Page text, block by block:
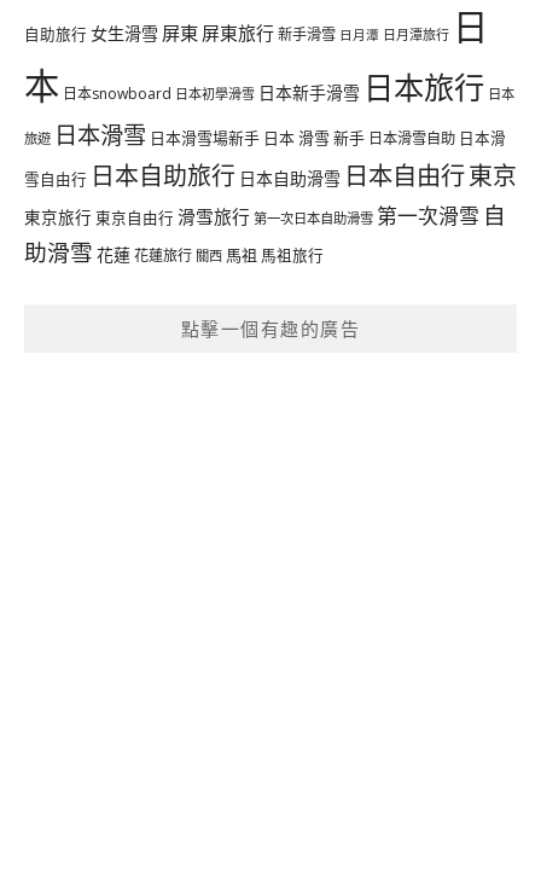
自助旅行 女生滑雪 屏東 屏東旅行新手滑雪 日月潭 日月潭旅行 日
本 日本snowboard 日本初學滑雪 日本新手滑雪 日本旅行 日本
旅遊 日本滑雪 日本滑雪場新手 日本 滑雪 新手 日本滑雪自助 日本滑
雪自由行 日本自助旅行 日本自助滑雪 日本自由行東京
東京旅行 東京自由行 滑雪旅行 第一次日本自助滑雪 第一次滑雪 自
助滑雪 花蓮花蓮旅行 關西 馬祖 馬祖旅行
點擊一個有趣的廣告